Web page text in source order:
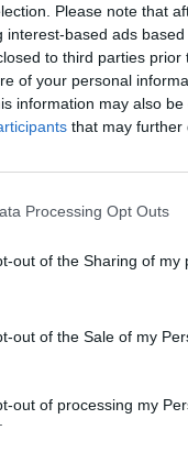
Please note that
interest-based ads
to third parties
of your personal
information may also
that may further
Processing Opt Outs
out of the Sharing of my
out of the Sale of my
out of processing my
в: